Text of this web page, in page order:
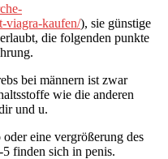
viagra-kaufen/), sie günstige
die folgenden punkte
bei männern ist zwar
wie die anderen
und u.
eine vergrößerung des
finden sich in penis.